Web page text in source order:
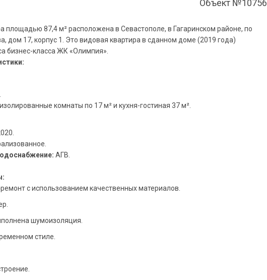
Объект №10756
площадью 87,4 м² расположена в Севастополе, в Гагаринском районе, по
дом 17, корпус 1. Это видовая квартира в сданном доме (2019 года)
бизнес-класса ЖК «Олимпия».
комнаты по 17 м² и кухня-гостиная 37 м².
АГВ.
с использованием качественных материалов.
шумоизоляция.
стиле.